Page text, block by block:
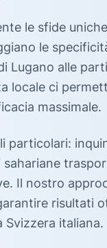
le sfide
le
Lugano alle
locale ci
massimale.
particolari:
Il nostro
risultati
italiana.